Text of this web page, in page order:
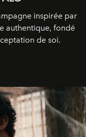
inspirée par
authentique, fondé
de soi.